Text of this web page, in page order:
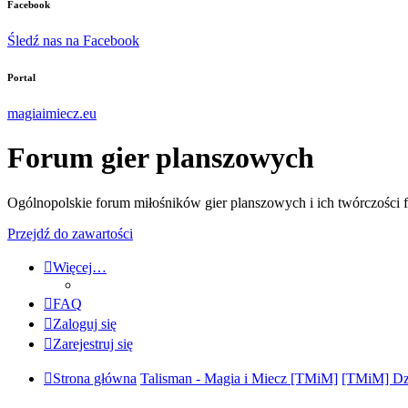
Facebook
Śledź nas na Facebook
Portal
magiaimiecz.eu
Forum gier planszowych
Ogólnopolskie forum miłośników gier planszowych i ich twórczości
Przejdź do zawartości
Więcej…
FAQ
Zaloguj się
Zarejestruj się
Strona główna Talisman - Magia i Miecz [TMiM] [TMiM]